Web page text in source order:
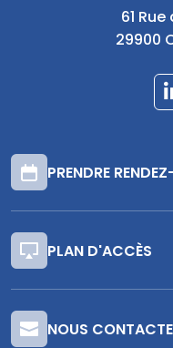
61
29900
PRENDRE
PLAN D'ACCÈS
NOUS